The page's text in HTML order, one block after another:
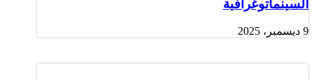
السينماتوغرافية
9 ديسمبر، 2025